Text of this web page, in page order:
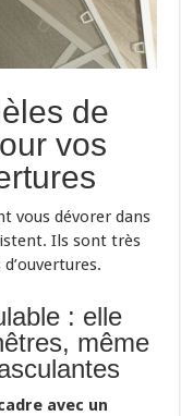
de
vos
vous dévorer dans
Ils sont très
: elle
même
avec un